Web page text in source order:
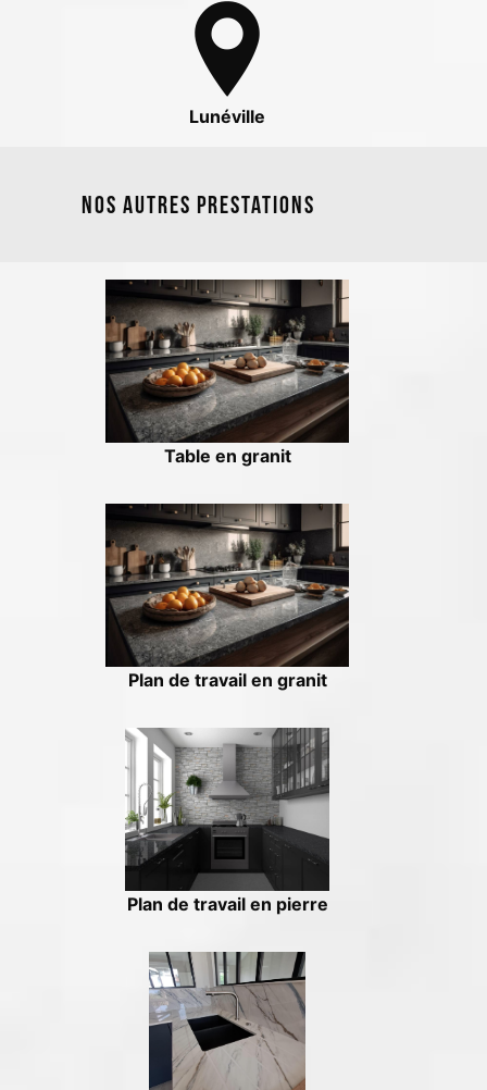
Lunéville
Nos autres prestations
Table en granit
Plan de travail en granit
Plan de travail en pierre